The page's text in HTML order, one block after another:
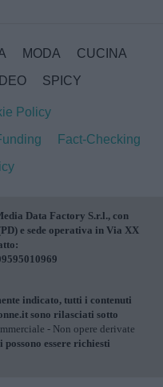
MODA
CUCINA
SPICY
Policy
Fact-Checking
Data Factory S.r.l., con
e sede operativa in Via XX
indicato, tutti i contenuti
sono rilasciati sotto
- Non opere derivate
essere richiesti